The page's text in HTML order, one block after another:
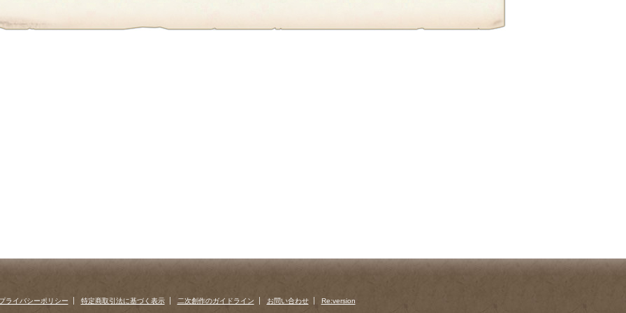
ライバシーポリシー 特定商取引法に基づく表示 二次創作のガイドライン お問い合わせ Re:version